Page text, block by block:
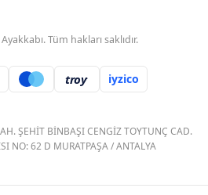
. Tüm hakları saklıdır.
troy. iyzico
ŞEHİT BİNBAŞI CENGİZ TOYTUNÇ CAD.
NO: 62 D MURATPAŞA / ANTALYA